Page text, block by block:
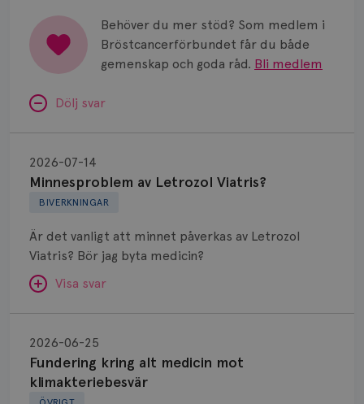
Behöver du mer stöd? Som medlem i
Bröstcancerförbundet får du både
gemenskap och goda råd. Bli medlem
Dölj svar
BIVERKNINGAR
Minnesproblem av Letrozol Viatris?
2026-07-14
Är det vanligt att minnet påverkas av Letrozol
Viatris? Bör jag byta medicin?
Visa svar
SVAR:
Hej. Oavsett vilken hormonsänkande behandling
(men även cytostatika) man får så kan en del
Letrozol
Viatris?
Fundering kring alt medicin mot
klimakteriebesvär
2026-06-25
kring
medicin